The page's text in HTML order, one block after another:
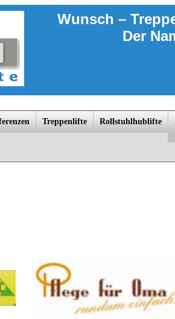
Wunsch –
Der
Treppenlifte Rollstuhlhublifte